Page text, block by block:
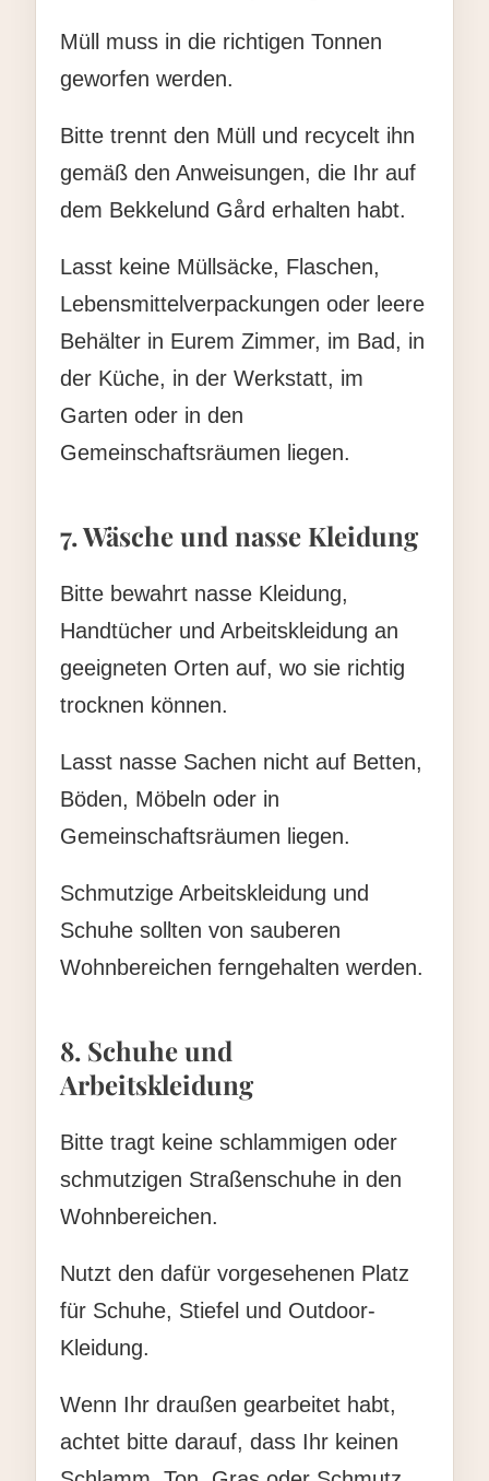
Müll muss in die richtigen Tonnen
geworfen werden.
Bitte trennt den Müll und recycelt ihn
gemäß den Anweisungen, die Ihr auf
dem Bekkelund Gård erhalten habt.
Lasst keine Müllsäcke, Flaschen,
Lebensmittelverpackungen oder leere
Behälter in Eurem Zimmer, im Bad, in
der Küche, in der Werkstatt, im
Garten oder in den
Gemeinschaftsräumen liegen.
7. Wäsche und nasse Kleidung
Bitte bewahrt nasse Kleidung,
Handtücher und Arbeitskleidung an
geeigneten Orten auf, wo sie richtig
trocknen können.
Lasst nasse Sachen nicht auf Betten,
Böden, Möbeln oder in
Gemeinschaftsräumen liegen.
Schmutzige Arbeitskleidung und
Schuhe sollten von sauberen
Wohnbereichen ferngehalten werden.
8. Schuhe und
Arbeitskleidung
Bitte tragt keine schlammigen oder
schmutzigen Straßenschuhe in den
Wohnbereichen.
Nutzt den dafür vorgesehenen Platz
für Schuhe, Stiefel und Outdoor-
Kleidung.
Wenn Ihr draußen gearbeitet habt,
achtet bitte darauf, dass Ihr keinen